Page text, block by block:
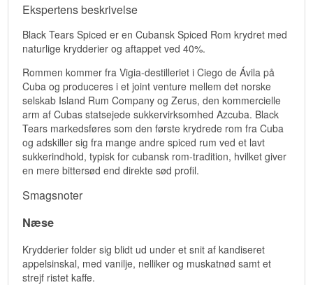
Ekspertens beskrivelse
Black Tears Spiced er en Cubansk Spiced Rom krydret med
naturlige krydderier og aftappet ved 40%.
Rommen kommer fra Vigia-destilleriet i Ciego de Ávila på
Cuba og produceres i et joint venture mellem det norske
selskab Island Rum Company og Zerus, den kommercielle
arm af Cubas statsejede sukkervirksomhed Azcuba. Black
Tears markedsføres som den første krydrede rom fra Cuba
og adskiller sig fra mange andre spiced rum ved et lavt
sukkerindhold, typisk for cubansk rom-tradition, hvilket giver
en mere bittersød end direkte sød profil.
Smagsnoter
Næse
Krydderier folder sig blidt ud under et snit af kandiseret
appelsinskal, med vanilje, nelliker og muskatnød samt et
strejf ristet kaffe.